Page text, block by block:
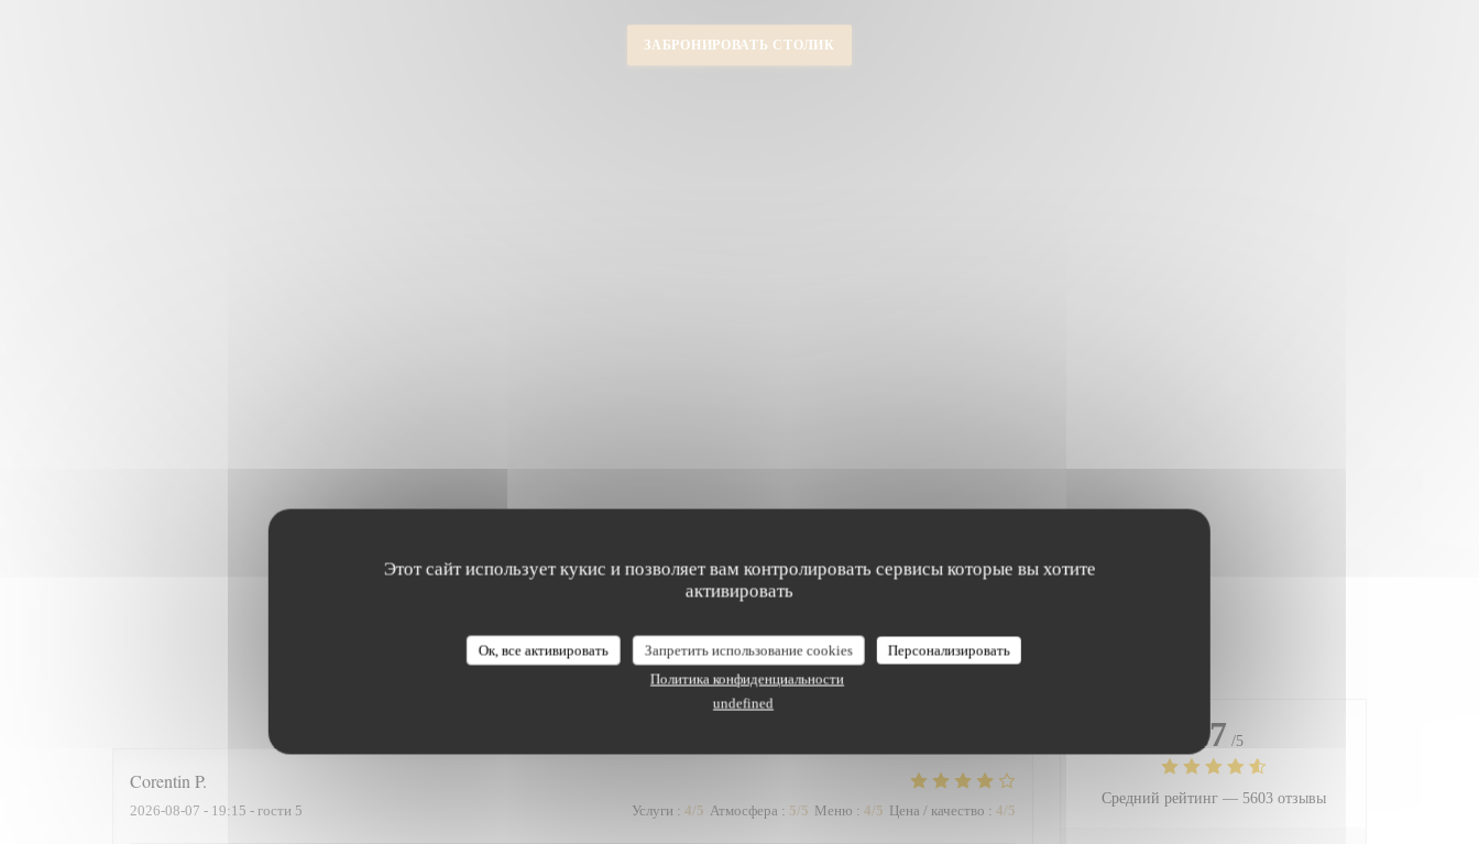
Этот сайт использует кукис и позволяет вам контролировать сервисы которые вы хотите
активировать
Ок, все активировать Запретить использование cookies
Персонализировать
Политика конфиденциальности
undefined
ЗАБРОНИРОВАТЬ СТОЛИК
Оценки наших посетителей
Corentin P
2026-08-07 - 19:15 - гости 5 Услуги : 4/5 Атмосфера : 5/5 Меню : 4/5 Цена / качество : 4/5
4.7 /5
Средний рейтинг — 5603 отзывы